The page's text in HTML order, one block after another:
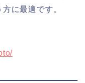
に最適です。